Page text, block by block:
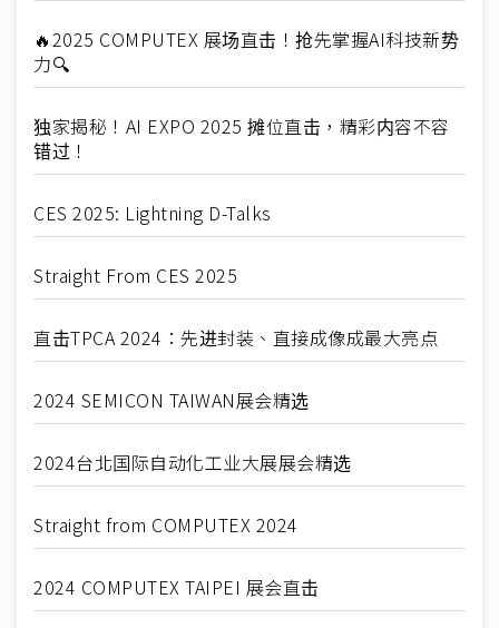
🔥2025 COMPUTEX 展场直击！抢先掌握AI科技新势
力🔍
独家揭秘！AI EXPO 2025 摊位直击，精彩内容不容
错过！
CES 2025: Lightning D-Talks
Straight From CES 2025
直击TPCA 2024：先进封装、直接成像成最大亮点
2024 SEMICON TAIWAN展会精选
2024台北国际自动化工业大展展会精选
Straight from COMPUTEX 2024
2024 COMPUTEX TAIPEI 展会直击